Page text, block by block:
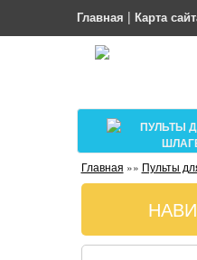
Главная | Карта
ПУЛЬТЫ
Главная »» Пульты